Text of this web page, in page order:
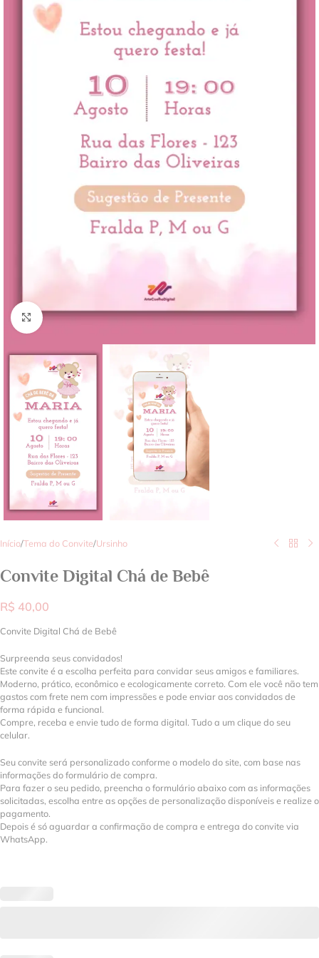
Clique para ampliar
Início/Tema do Convite/Ursinho
Convite Digital Chá de Bebê
R$ 40,00
Convite Digital Chá de Bebê
Surpreenda seus convidados!
Este convite é a escolha perfeita para convidar seus amigos e familiares.
Moderno, prático, econômico e ecologicamente correto. Com ele você não tem
gastos com frete nem com impressões e pode enviar aos convidados de
forma rápida e funcional.
Compre, receba e envie tudo de forma digital. Tudo a um clique do seu
celular.
Seu convite será personalizado conforme o modelo do site, com base nas
informações do formulário de compra.
Para fazer o seu pedido, preencha o formulário abaixo com as informações
solicitadas, escolha entre as opções de personalização disponíveis e realize o
pagamento.
Depois é só aguardar a confirmação de compra e entrega do convite via
WhatsApp.